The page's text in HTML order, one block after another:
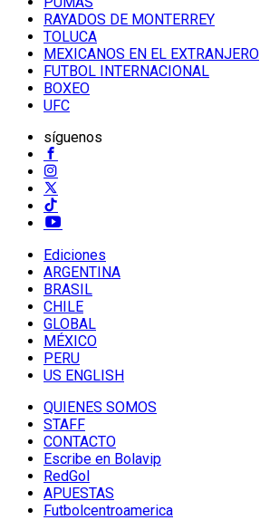
RAYADOS DE MONTERREY
TOLUCA
MEXICANOS EN EL EXTRANJERO
FUTBOL INTERNACIONAL
BOXEO
UFC
síguenos
Ediciones
ARGENTINA
BRASIL
CHILE
GLOBAL
MÉXICO
PERU
US ENGLISH
QUIENES SOMOS
STAFF
CONTACTO
Escribe en Bolavip
RedGol
APUESTAS
Futbolcentroamerica